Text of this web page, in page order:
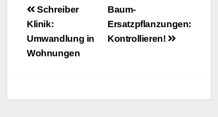
Beitragsnavigation
Baum-
Ersatzpflanzungen:
Kontrollieren!
Schreiber
Klinik:
Umwandlung in
Wohnungen